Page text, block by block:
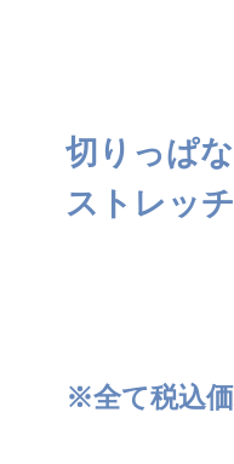
切りっぱ
ストレッ
※全て税込価